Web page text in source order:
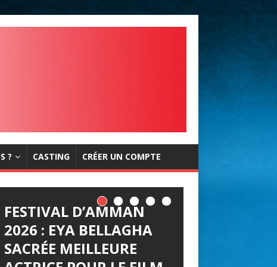
? CASTING CRÉER UN COMPTE
FESTIVAL D’AMMAN
2026 : EYA BELLAGHA
SACRÉE MEILLEURE